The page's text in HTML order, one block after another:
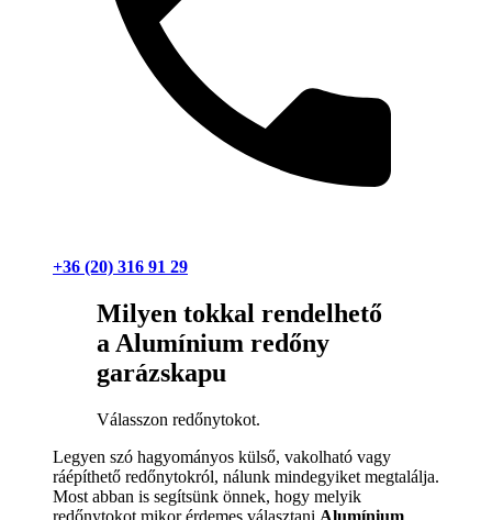
+36 (20) 316 91 29
Milyen tokkal rendelhető
a Alumínium redőny
garázskapu
Válasszon redőnytokot.
Legyen szó hagyományos külső, vakolható vagy
ráépíthető redőnytokról, nálunk mindegyiket megtalálja.
Most abban is segítsünk önnek, hogy melyik
redőnytokot mikor érdemes választani Alumínium